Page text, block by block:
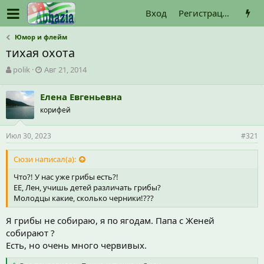
Вход Регистрация
Юмор и флейм
тихая охота
А
т
о
р
т
е
м
ы
polik
Д
а
н
ч
а
л
а
Авг 21, 2014
Елена Евгеньевна
корифей
Июл 30, 2023 #321
Сюзи написал(а):
Что?! У нас уже грибы есть?!
ЕЕ, Лен, учишь детей различать грибы?
Молодцы какие, сколько черники!???
Я грибы не собираю, я по ягодам. Папа с Женей
собирают ?
Есть, но очень много червивых.